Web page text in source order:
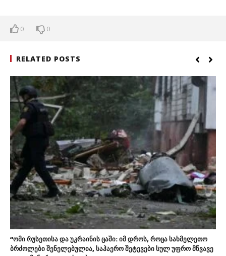
0 0
RELATED POSTS
“ომი რუსეთისა და უკრაინის ცაში: იმ დროს, როცა სახმელეთო
ბრძოლები შენელებულია, საჰაერო შეტევები სულ უფრო მწვავე